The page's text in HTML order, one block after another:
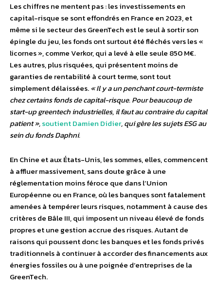
Les chiffres ne mentent pas : les investissements en
capital-risque se sont effondrés en France en 2023, et
même si le secteur des GreenTech est le seul à sortir son
épingle du jeu, les fonds ont surtout été fléchés vers les «
licornes », comme Verkor, qui a levé à elle seule 850 M€.
Les autres, plus risquées, qui présentent moins de
garanties de rentabilité à court terme, sont tout
simplement délaissées.« Il y a un penchant court-termiste
chez certains fonds de capital-risque. Pour beaucoup de
start-up greentech industrielles, il faut au contraire du capital
patient »,soutient Damien Didier, qui gère les sujets ESG au
sein du fonds Daphni.
En Chine et aux États-Unis, les sommes, elles, commencent
à affluer massivement, sans doute grâce à une
réglementation moins féroce que dans l’Union
Européenne ou en France, où les banques sont fatalement
amenées à tempérer leurs risques, notamment à cause des
critères de Bâle III, qui imposent un niveau élevé de fonds
propres et une gestion accrue des risques. Autant de
raisons qui poussent donc les banques et les fonds privés
traditionnels à continuer à accorder des financements aux
énergies fossiles ou à une poignée d’entreprises de la
GreenTech.